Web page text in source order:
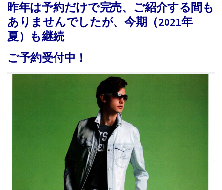
昨年は予約だけで完売、ご紹介する間も
ありませんでしたが、今期（2021年
夏）も継続
ご予約受付中！